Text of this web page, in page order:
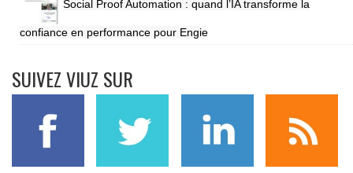
Social Proof Automation : quand l’IA transforme la
confiance en performance pour Engie
SUIVEZ VIUZ SUR